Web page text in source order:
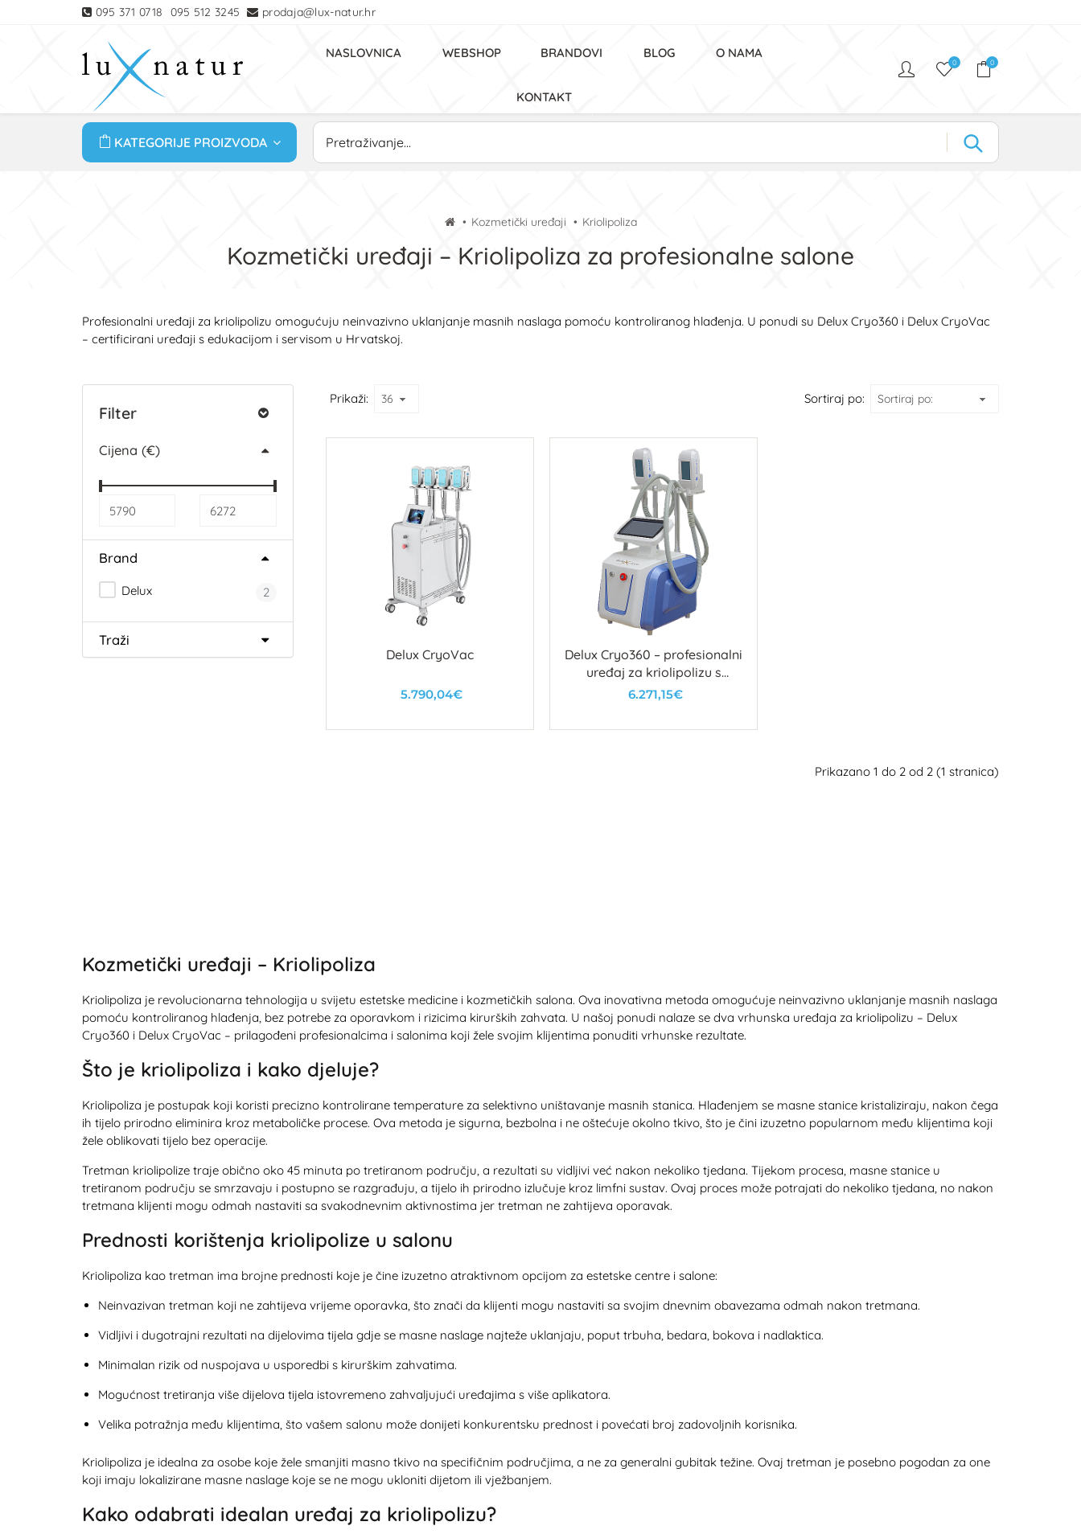
095 371 0718 095 512 3245 prodaja@lux-natur.hr
NASLOVNICA WEBSHOP BRANDOVI BLOG O NAMA
KONTAKT
0 0
KATEGORIJE PROIZVODA
Kozmetički uređaji Kriolipoliza
Kozmetički uređaji – Kriolipoliza za profesionalne salone
Profesionalni uređaji za kriolipolizu omogućuju neinvazivno uklanjanje masnih naslaga pomoću kontroliranog hlađenja. U ponudi su Delux Cryo360 i Delux CryoVac
– certificirani uređaji s edukacijom i servisom u Hrvatskoj.
Filter
Cijena (€)
Brand
Delux 2
Traži
Prikaži: Sortiraj po:
Delux CryoVac
5.790,04€
U košaricu
Delux Cryo360 – profesionalni
uređaj za kriolipolizu s
grijanjem i hlađenjem | Lux
6.271,15€
U košaricu
Prikazano 1 do 2 od 2 (1 stranica)
Kozmetički uređaji – Kriolipoliza
Kriolipoliza je revolucionarna tehnologija u svijetu estetske medicine i kozmetičkih salona. Ova inovativna metoda omogućuje neinvazivno uklanjanje masnih naslaga
pomoću kontroliranog hlađenja, bez potrebe za oporavkom i rizicima kirurških zahvata. U našoj ponudi nalaze se dva vrhunska uređaja za kriolipolizu – Delux
Cryo360 i Delux CryoVac – prilagođeni profesionalcima i salonima koji žele svojim klijentima ponuditi vrhunske rezultate.
Što je kriolipoliza i kako djeluje?
Kriolipoliza je postupak koji koristi precizno kontrolirane temperature za selektivno uništavanje masnih stanica. Hlađenjem se masne stanice kristaliziraju, nakon čega
ih tijelo prirodno eliminira kroz metaboličke procese. Ova metoda je sigurna, bezbolna i ne oštećuje okolno tkivo, što je čini izuzetno popularnom među klijentima koji
žele oblikovati tijelo bez operacije.
Tretman kriolipolize traje obično oko 45 minuta po tretiranom području, a rezultati su vidljivi već nakon nekoliko tjedana. Tijekom procesa, masne stanice u
tretiranom području se smrzavaju i postupno se razgrađuju, a tijelo ih prirodno izlučuje kroz limfni sustav. Ovaj proces može potrajati do nekoliko tjedana, no nakon
tretmana klijenti mogu odmah nastaviti sa svakodnevnim aktivnostima jer tretman ne zahtijeva oporavak.
Prednosti korištenja kriolipolize u salonu
Kriolipoliza kao tretman ima brojne prednosti koje je čine izuzetno atraktivnom opcijom za estetske centre i salone:
Neinvazivan tretman koji ne zahtijeva vrijeme oporavka, što znači da klijenti mogu nastaviti sa svojim dnevnim obavezama odmah nakon tretmana.
Vidljivi i dugotrajni rezultati na dijelovima tijela gdje se masne naslage najteže uklanjaju, poput trbuha, bedara, bokova i nadlaktica.
Minimalan rizik od nuspojava u usporedbi s kirurškim zahvatima.
Mogućnost tretiranja više dijelova tijela istovremeno zahvaljujući uređajima s više aplikatora.
Velika potražnja među klijentima, što vašem salonu može donijeti konkurentsku prednost i povećati broj zadovoljnih korisnika.
Kriolipoliza je idealna za osobe koje žele smanjiti masno tkivo na specifičnim područjima, a ne za generalni gubitak težine. Ovaj tretman je posebno pogodan za one
koji imaju lokalizirane masne naslage koje se ne mogu ukloniti dijetom ili vježbanjem.
Kako odabrati idealan uređaj za kriolipolizu?